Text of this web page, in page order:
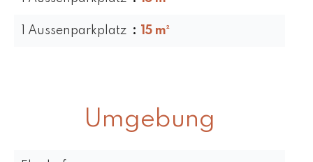
1 Aussenparkplatz 15 m²
Umgebung